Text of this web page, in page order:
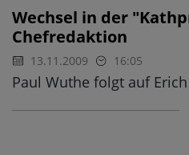
Wechsel in der
Chefredaktion
13.11.2009 16:05
Paul Wuthe folgt auf